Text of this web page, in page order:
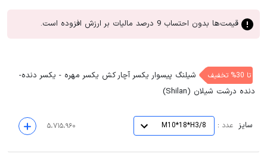
قیمت‌ها بدون احتساب 9 درصد مالیات بر ارزش افزوده است.
تا 30% تخفیف
شیلنگ پیسوار یکسر آچار کش یکسر مهره - یکسر دنده-
دنده درشت شیلان (Shilan)
سایز عدد :
M10*18*H3/8 ۵،۷۱۵،۹۶۰